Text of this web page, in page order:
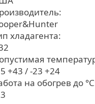
хладагента:
+43 / -23 +24
на обогрев до